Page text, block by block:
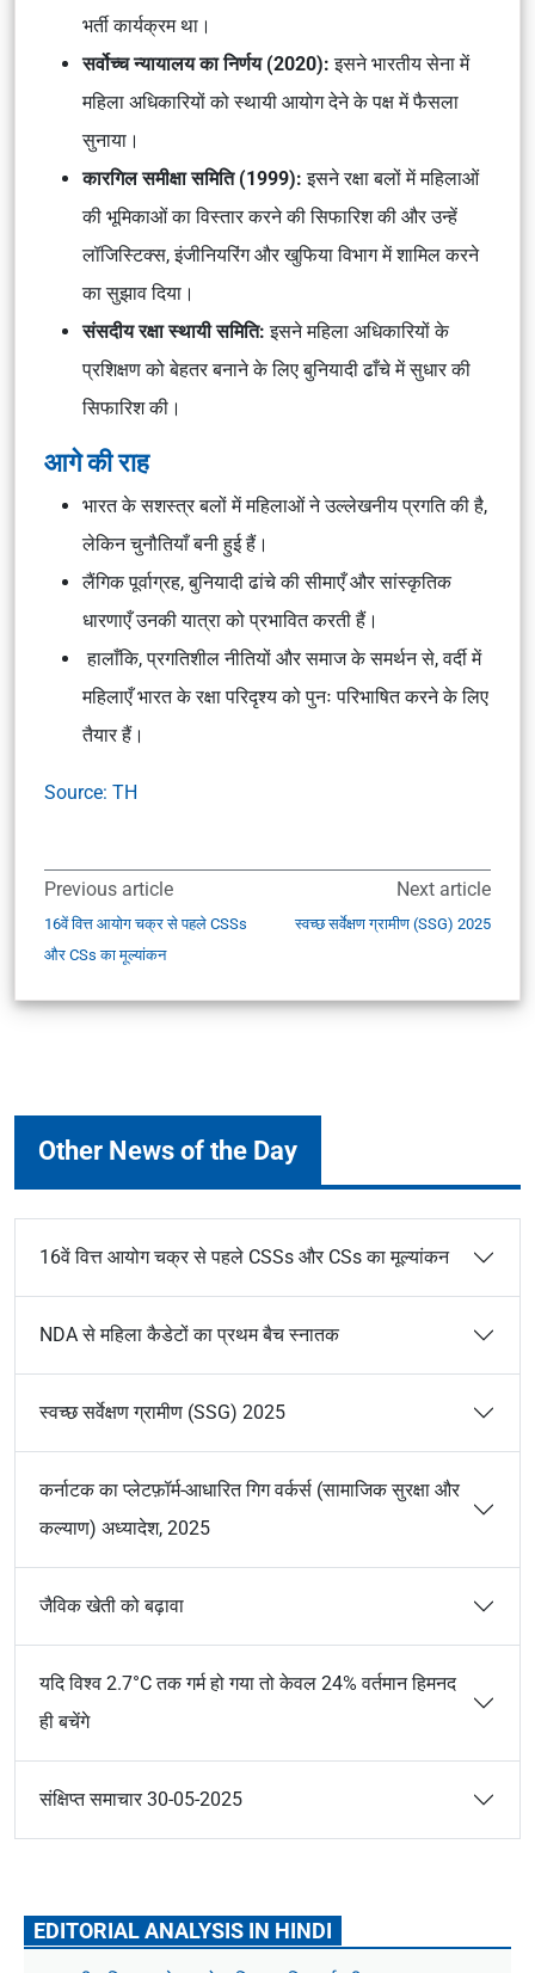
भर्ती कार्यक्रम था।
सर्वोच्च न्यायालय का निर्णय (2020): इसने भारतीय सेना में
महिला अधिकारियों को स्थायी आयोग देने के पक्ष में फैसला
सुनाया।
कारगिल समीक्षा समिति (1999): इसने रक्षा बलों में महिलाओं
की भूमिकाओं का विस्तार करने की सिफारिश की और उन्हें
लॉजिस्टिक्स, इंजीनियरिंग और खुफिया विभाग में शामिल करने
का सुझाव दिया।
संसदीय रक्षा स्थायी समिति: इसने महिला अधिकारियों के
प्रशिक्षण को बेहतर बनाने के लिए बुनियादी ढाँचे में सुधार की
सिफारिश की।
आगे की राह
भारत के सशस्त्र बलों में महिलाओं ने उल्लेखनीय प्रगति की है,
लेकिन चुनौतियाँ बनी हुई हैं।
लैंगिक पूर्वाग्रह, बुनियादी ढांचे की सीमाएँ और सांस्कृतिक
धारणाएँ उनकी यात्रा को प्रभावित करती हैं।
हालाँकि, प्रगतिशील नीतियों और समाज के समर्थन से, वर्दी में
महिलाएँ भारत के रक्षा परिदृश्य को पुनः परिभाषित करने के लिए
तैयार हैं।
Source: TH
Previous article
16वें वित्त आयोग चक्र से पहले CSSs
और CSs का मूल्यांकन
Next article
स्वच्छ सर्वेक्षण ग्रामीण (SSG) 2025
Other News of the Day
16वें वित्त आयोग चक्र से पहले CSSs और CSs का मूल्यांकन
NDA से महिला कैडेटों का प्रथम बैच स्नातक
स्वच्छ सर्वेक्षण ग्रामीण (SSG) 2025
कर्नाटक का प्लेटफ़ॉर्म-आधारित गिग वर्कर्स (सामाजिक सुरक्षा और
कल्याण) अध्यादेश, 2025
जैविक खेती को बढ़ावा
यदि विश्व 2.7°C तक गर्म हो गया तो केवल 24% वर्तमान हिमनद
ही बचेंगे
संक्षिप्त समाचार 30-05-2025
EDITORIAL ANALYSIS IN HINDI